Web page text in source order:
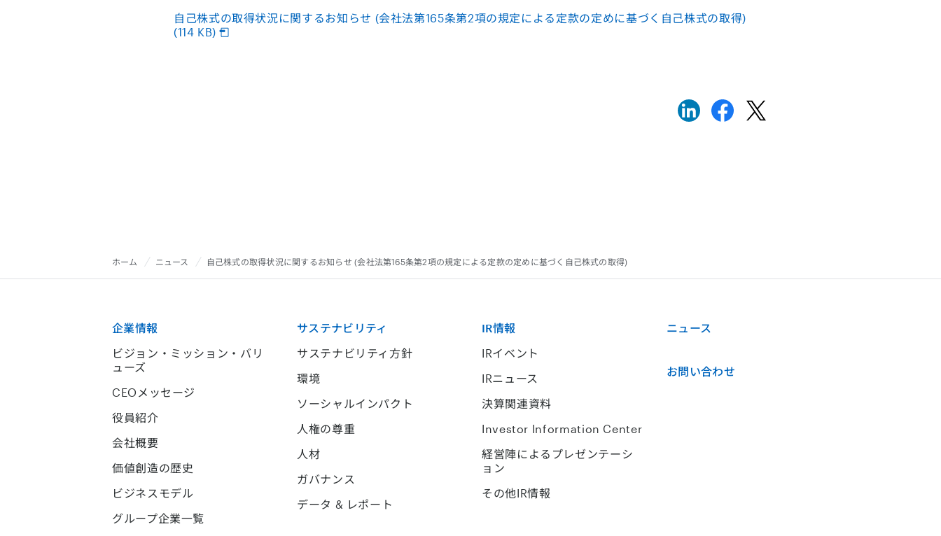
自己株式の取得状況に関するお知らせ (会社法第165条第2項の規定による定款の定めに基づく自己株式の取得)
(114 KB)
ホーム ニュース 自己株式の取得状況に関するお知らせ (会社法第165条第2項の規定による定款の定めに基づく自己株式の取得)
企業情報
ビジョン・ミッション・バリ
ューズ
CEOメッセージ
役員紹介
会社概要
価値創造の歴史
ビジネスモデル
グループ企業一覧
サステナビリティ
サステナビリティ方針
環境
ソーシャルインパクト
人権の尊重
人材
ガバナンス
データ & レポート
IR情報
IRイベント
IRニュース
決算関連資料
Investor Information Center
経営陣によるプレゼンテーシ
ョン
その他IR情報
ニュース
お問い合わせ